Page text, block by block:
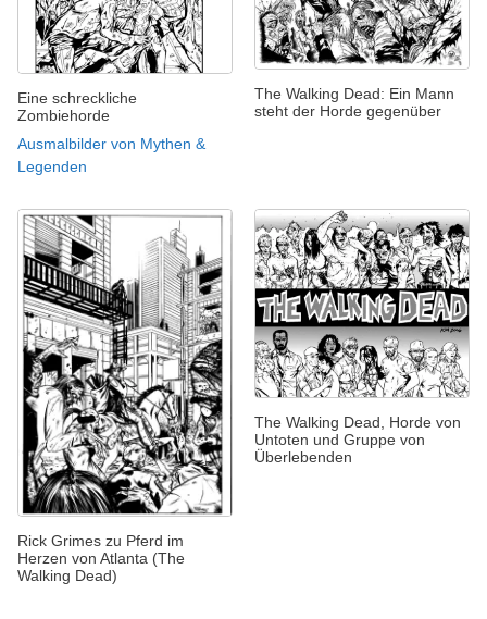
Eine schreckliche
Zombiehorde
Ausmalbilder von Mythen &
Legenden
The Walking Dead: Ein Mann
steht der Horde gegenüber
Rick Grimes zu Pferd im
Herzen von Atlanta (The
Walking Dead)
The Walking Dead, Horde von
Untoten und Gruppe von
Überlebenden